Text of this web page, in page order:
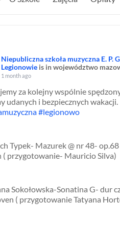
Niepubliczna szkoła muzyczna E. P.
Legionowie is in województwo
1 month ago
za kolejny wspólnie
udanych i bezpiecznych wakacji.
#legionowo
Typek- Mazurek @ nr 48-
( przygotowanie- Mauricio Silva)
Sokołowska-Sonatina G- dur
( przygotowanie Tatyana